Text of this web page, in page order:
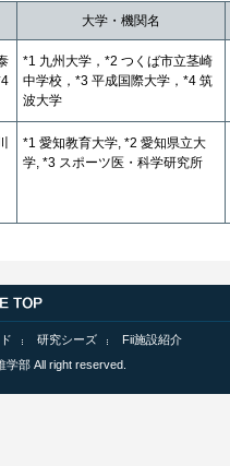
大学・機関名
*1 九州大学，*2 つくば市立茎崎
中学校，*3 平成国際大学，*4 筑
波大学
*1 愛知教育大学, *2 愛知県立大
学, *3 スポーツ医・科学研究所
研究シーズ
Fii施設紹介
部 All right reserved.